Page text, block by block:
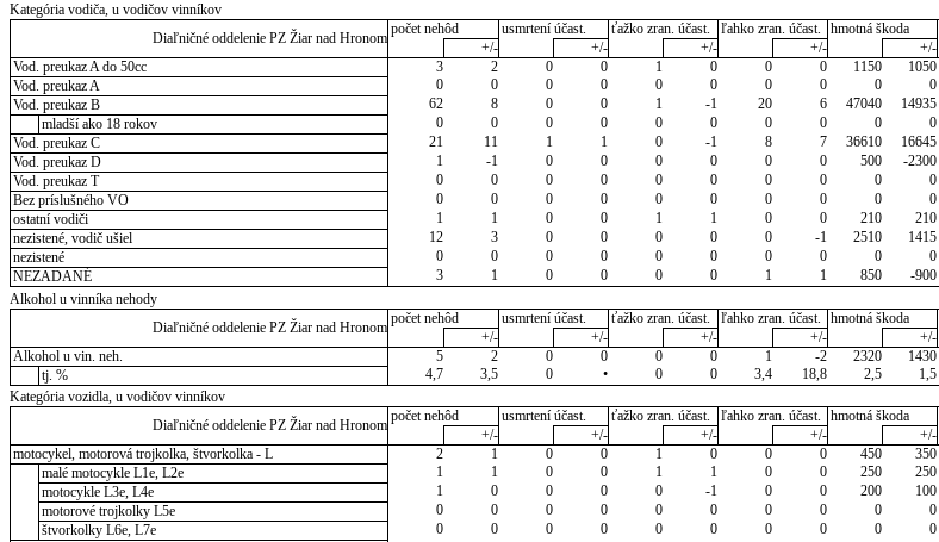
Kategória vodiča, u vodičov vinníkov
Diaľničné oddelenie PZ Žiar nad Hronom
počet nehôd usmrtení účast. ťažko zran. účast. ľahko zran. účast. hmotná škoda
+/-
+/- +/- +/- +/-
Vod. preukaz A do 50cc
3 2 0 0 1 0 0 0 1150 1050
Vod. preukaz A
0 0 0 0 0 0 0 0 0 0
Vod. preukaz B
62 8 0 0 1 -1 20 6 47040 14935
mladší ako 18 rokov
0 0 0 0 0 0 0 0 0 0
Vod. preukaz C
21 11 1 1 0 -1 8 7 36610 16645
Vod. preukaz D
1 -1 0 0 0 0 0 0 500 -2300
Vod. preukaz T
0 0 0 0 0 0 0 0 0 0
Bez príslušného VO
0 0 0 0 0 0 0 0 0 0
ostatní vodiči
1 1 0 0 1 1 0 0 210 210
nezistené, vodič ušiel
12 3 0 0 0 0 0 -1 2510 1415
nezistené
0 0 0 0 0 0 0 0 0 0
NEZADANÉ
3 1 0 0 0 0 1 1 850 -900
Alkohol u vinníka nehody
Diaľničné oddelenie PZ Žiar nad Hronom
počet nehôd usmrtení účast. ťažko zran. účast. ľahko zran. účast. hmotná škoda
+/-
+/- +/- +/- +/-
Alkohol u vin. neh.
5 2 0 0 0 0 1 -2 2320 1430
tj. %
4,7 3,5 0 • 0 0 3,4 18,8 2,5 1,5
Kategória vozidla, u vodičov vinníkov
Diaľničné oddelenie PZ Žiar nad Hronom
počet nehôd usmrtení účast. ťažko zran. účast. ľahko zran. účast. hmotná škoda
+/-
+/- +/- +/- +/-
motocykel, motorová trojkolka, štvorkolka - L
2 1 0 0 1 0 0 0 450 350
malé motocykle L1e, L2e
1 1 0 0 1 1 0 0 250 250
motocykle L3e, L4e
1 0 0 0 0 -1 0 0 200 100
motorové trojkolky L5e
0 0 0 0 0 0 0 0 0 0
štvorkolky L6e, L7e
0 0 0 0 0 0 0 0 0 0